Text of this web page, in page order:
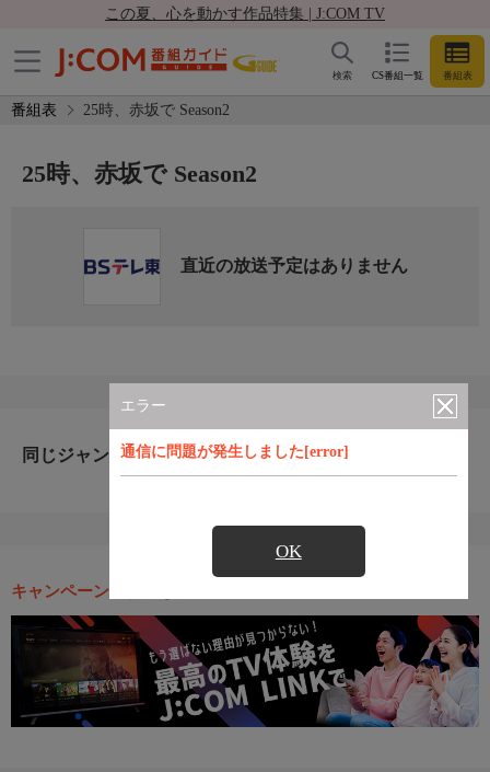
この夏、心を動かす作品特集 | J:COM TV
CS番組一覧 番組表
検索
番組表 25時、赤坂で Season2
エラー
通信に問題が発生しました[error]
OK
25時、赤坂で Season2
直近の放送予定はありません
同じジャンルのおすすめ番組
キャンペーン・お得な情報